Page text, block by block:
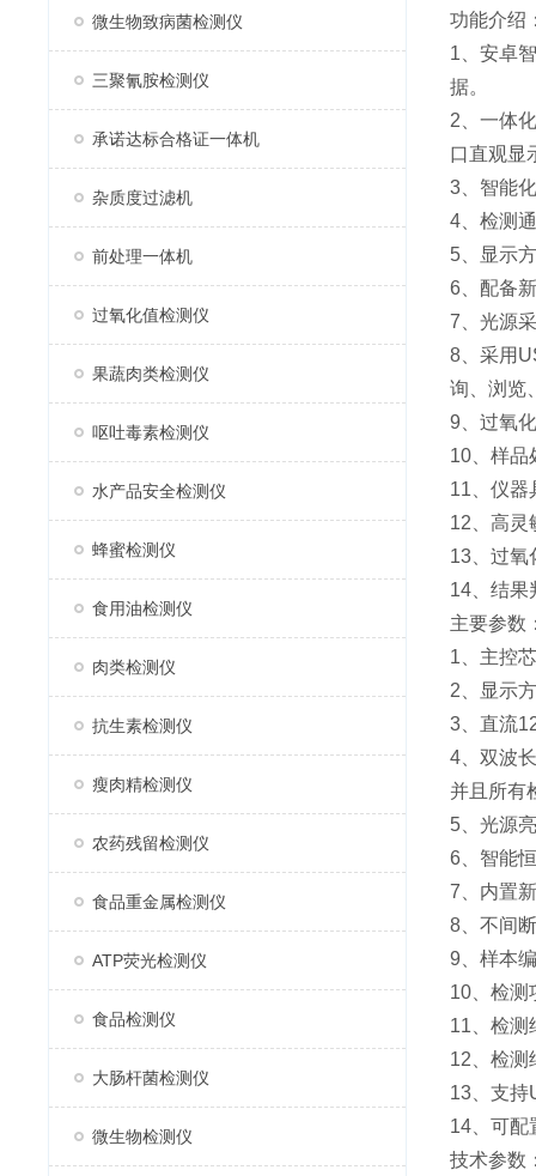
微生物致病菌检测仪
三聚氰胺检测仪
承诺达标合格证一体机
杂质度过滤机
前处理一体机
过氧化值检测仪
果蔬肉类检测仪
呕吐毒素检测仪
水产品安全检测仪
蜂蜜检测仪
食用油检测仪
肉类检测仪
抗生素检测仪
瘦肉精检测仪
农药残留检测仪
食品重金属检测仪
ATP荧光检测仪
食品检测仪
大肠杆菌检测仪
微生物检测仪
功能介绍
1、安卓
据。
2、一体
口直观显
3、智能
4、检测
5、显示
6、配备
7、光源
8、采用
询、浏览
9、过氧
10、样品
11、仪器
12、高灵
13、过氧
14、结果
主要参数
1、主控
2、显示
3、直流
4、双波
并且所有
5、光源
6、智能
7、内置
8、不间
9、样本
10、检测
11、检测
12、检测
13、支持
14、可配
技术参数